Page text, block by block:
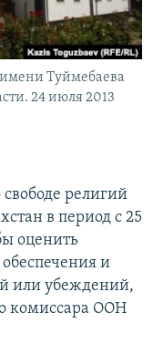
Туймебаева
24 июля 2013
религий
в период с 25
оценить
и
или убеждений,
комиссара ООН